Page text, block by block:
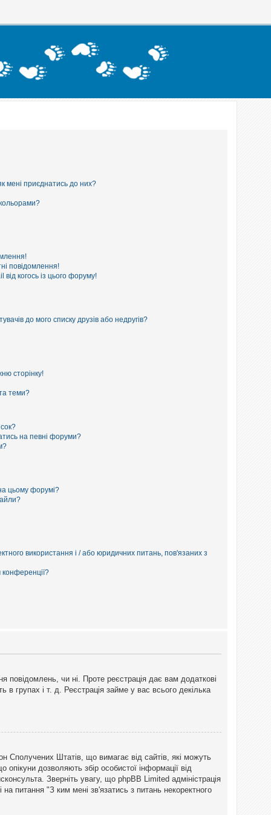
мені приєднатись до них?
повідомлення!
когось із цього форуму!
до мого списку друзів або недругів?
сторінку!
теми?
на певні форуми?
цьому форумі?
використання і / або юридичних питань, пов'язаних з
конференції?
повідомлень, чи ні. Проте реєстрація дає вам додаткові
в групах і т. д. Реєстрація займе у вас всього декілька
Сполучених Штатів, що вимагає від сайтів, які можуть
дозволяють збір особистої інформації від
Зверніть увагу, що phpBB Limited адміністрація
питання "З ким мені зв'язатись з питань некоректного